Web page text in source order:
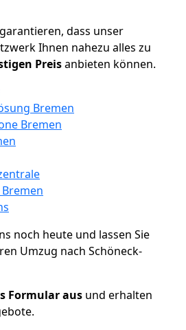
dass unser
Ihnen nahezu alles zu
Preisanbieten können.
Bremen
Bremen
noch heute und lassen Sie
Umzug nach Schöneck-
Formular aus und erhalten